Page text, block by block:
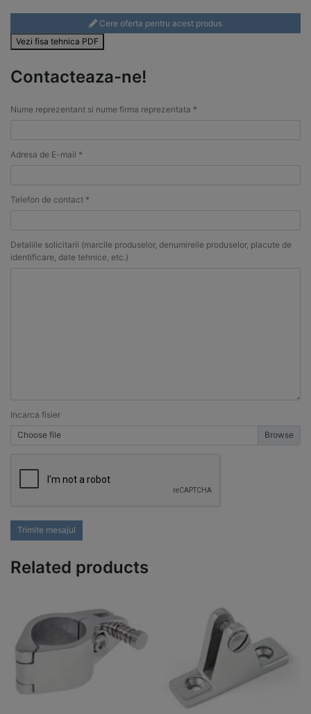
Cere oferta pentru acest produs
Vezi fisa tehnica PDF
Contacteaza-ne!
Nume reprezentant si nume firma reprezentata *
Adresa de E-mail *
Telefon de contact *
Detaliile solicitarii (marcile produselor, denumireile produselor, placute de
identificare, date tehnice, etc.)
Incarca fisier
Choose file
Trimite mesajul
Related products